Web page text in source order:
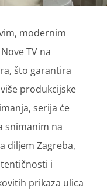
modernim
TV na
što garantira
produkcijske
serija će
snimanim na
diljem Zagreba,
i
prikaza ulica